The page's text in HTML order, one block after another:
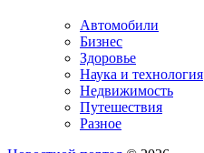
Автомобили
Бизнес
Здоровье
Наука и технология
Недвижимость
Путешествия
Разное